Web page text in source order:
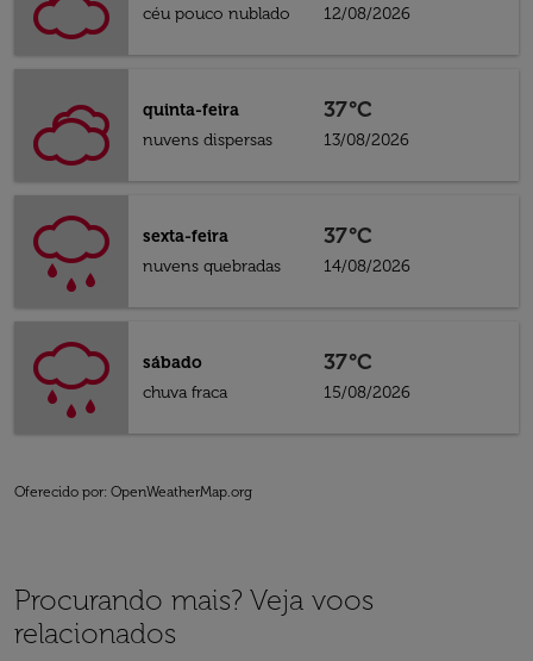
céu pouco nublado
12/08/2026
quinta-feira
nuvens dispersas
37°C
13/08/2026
sexta-feira
nuvens quebradas
37°C
14/08/2026
sábado
chuva fraca
37°C
15/08/2026
Oferecido por: OpenWeatherMap.org
Procurando mais? Veja voos
relacionados